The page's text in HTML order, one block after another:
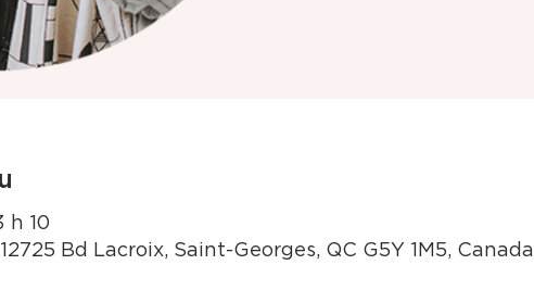
h 10
Bd Lacroix, Saint-Georges, QC G5Y 1M5, Canada